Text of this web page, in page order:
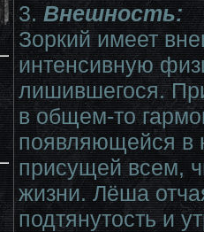
3.Внешность:
Зоркий имеет
интенсивную
лишившегося.
в общем-то
появляющейся в
присущей всем,
жизни. Лёша
подтянутость и